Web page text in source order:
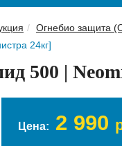
Огнебио защита
24кг]
500 |
Цена: 2 990